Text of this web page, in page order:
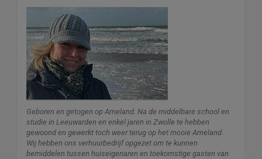
Geboren en getogen op Ameland. Na de middelbare school en
studie in Leeuwarden en enkel jaren in Zwolle te hebben
gewoond en gewerkt toch weer terug op het mooie Ameland.
Wij hebben ons verhuurbedrijf opgezet om te kunnen
bemiddelen tussen huiseigenaren en toekomstige gasten van